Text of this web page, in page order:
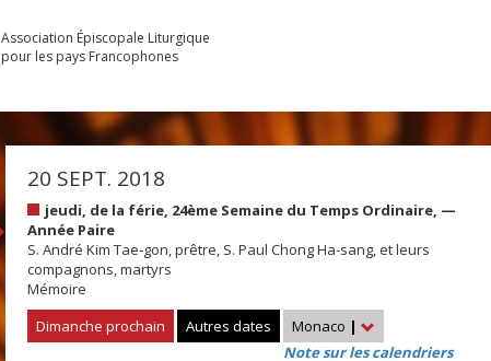
Association Épiscopale Liturgique
pour les pays Francophones
20 SEPT. 2018
jeudi, de la férie, 24ème Semaine du Temps Ordinaire, —
Année Paire
S. André Kim Tae-gon, prêtre, S. Paul Chong Ha-sang, et leurs
compagnons, martyrs
Mémoire
Dimanche prochain
Autres dates Monaco |
Note sur les calendriers